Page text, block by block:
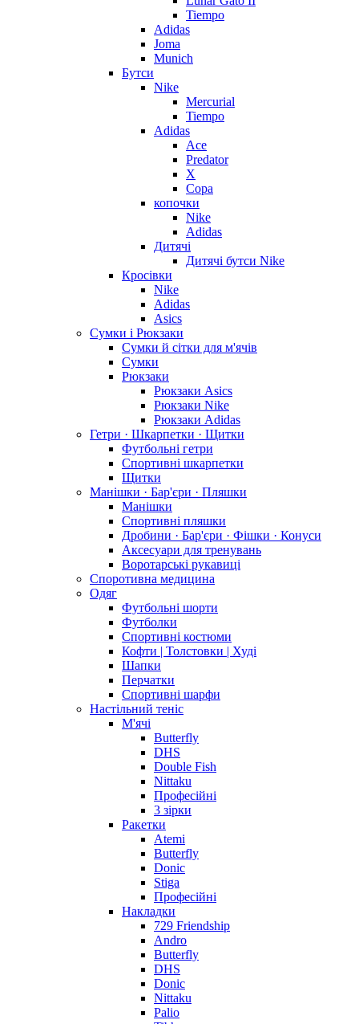
Tiempo
Adidas
Joma
Munich
Бутси
Nike
Mercurial
Tiempo
Adidas
Ace
Predator
X
Copa
копочки
Nike
Adidas
Дитячі
Дитячі бутси Nike
Кросівки
Nike
Adidas
Asics
Сумки і Рюкзаки
Сумки й сітки для м'ячів
Сумки
Рюкзаки
Рюкзаки Asics
Рюкзаки Nike
Рюкзаки Adidas
Гетри · Шкарпетки · Щитки
Футбольні гетри
Спортивні шкарпетки
Щитки
Манішки · Бар'єри · Пляшки
Манішки
Спортивні пляшки
Дробини · Бар'єри · Фішки · Конуси
Аксесуари для тренувань
Воротарські рукавиці
Споротивна медицина
Одяг
Футбольні шорти
Футболки
Спортивні костюми
Кофти | Толстовки | Худі
Шапки
Перчатки
Спортивні шарфи
Настільний теніс
М'ячі
Butterfly
DHS
Double Fish
Nittaku
Професійні
3 зірки
Ракетки
Atemi
Butterfly
Donic
Stiga
Професійні
Накладки
729 Friendship
Andro
Butterfly
DHS
Donic
Nittaku
Palio